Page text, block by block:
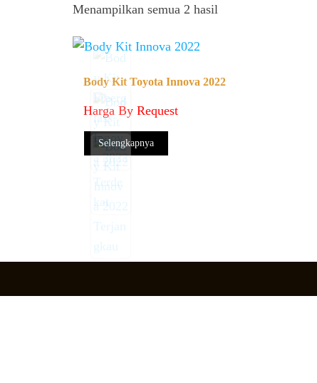
Menampilkan semua 2 hasil
Body Kit Toyota Innova 2022
Harga By Request
Selengkapnya